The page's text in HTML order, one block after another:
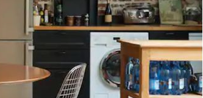
les parcourir ou en appuyant et en faisant glisser.